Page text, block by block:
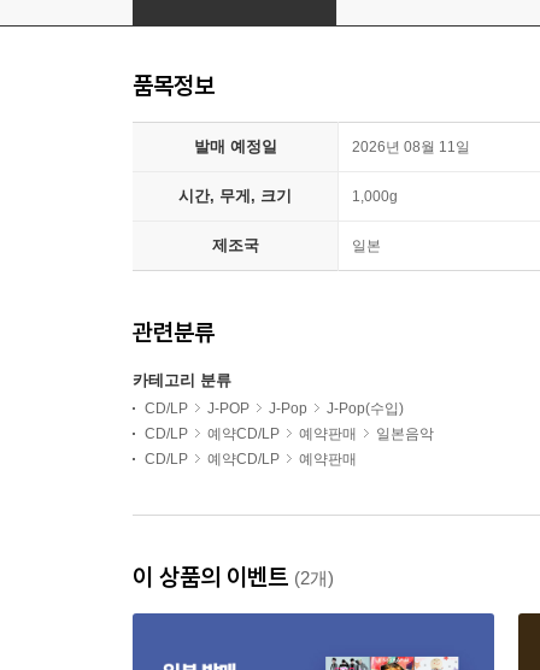
품목정보
발매 예정일 2026년 08월 11일
시간, 무게, 크기 1,000g
제조국 일본
관련분류
카테고리 분류
CD/LP J-POP J-Pop
J-Pop(수입)
CD/LP
예약CD/LP 예약판매
일본음악
CD/LP
예약CD/LP 예약판매
이 상품의 이벤트 (2개)